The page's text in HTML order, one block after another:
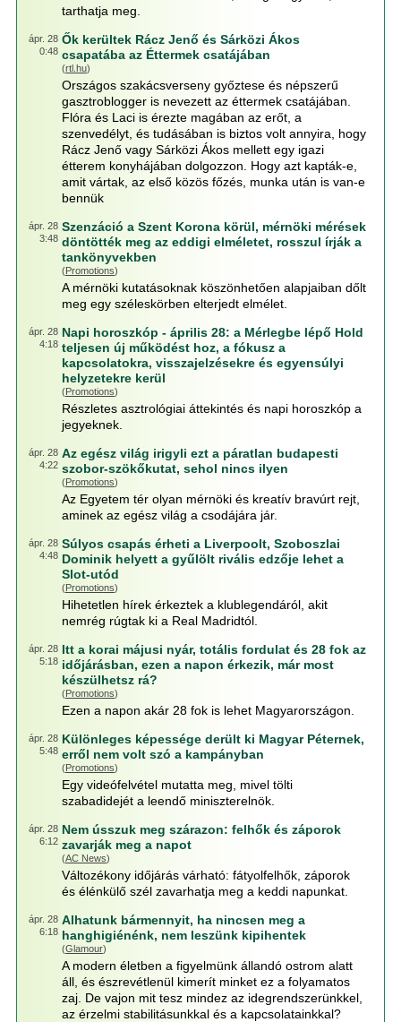
tarthatja meg.
ápr. 28
0:48
Ők kerültek Rácz Jenő és Sárközi Ákos
csapatába az Éttermek csatájában
(rtl.hu)
Országos szakácsverseny győztese és népszerű
gasztroblogger is nevezett az éttermek csatájában.
Flóra és Laci is érezte magában az erőt, a
szenvedélyt, és tudásában is biztos volt annyira, hogy
Rácz Jenő vagy Sárközi Ákos mellett egy igazi
étterem konyhájában dolgozzon. Hogy azt kapták-e,
amit vártak, az első közös főzés, munka után is van-e
bennük
ápr. 28
3:48
Szenzáció a Szent Korona körül, mérnöki mérések
döntötték meg az eddigi elméletet, rosszul írják a
tankönyvekben
(Promotions)
A mérnöki kutatásoknak köszönhetően alapjaiban dőlt
meg egy széleskörben elterjedt elmélet.
ápr. 28
4:18
Napi horoszkóp - április 28: a Mérlegbe lépő Hold
teljesen új működést hoz, a fókusz a
kapcsolatokra, visszajelzésekre és egyensúlyi
helyzetekre kerül
(Promotions)
Részletes asztrológiai áttekintés és napi horoszkóp a
jegyeknek.
ápr. 28
4:22
Az egész világ irigyli ezt a páratlan budapesti
szobor-szökőkutat, sehol nincs ilyen
(Promotions)
Az Egyetem tér olyan mérnöki és kreatív bravúrt rejt,
aminek az egész világ a csodájára jár.
ápr. 28
4:48
Súlyos csapás érheti a Liverpoolt, Szoboszlai
Dominik helyett a gyűlölt rivális edzője lehet a
Slot-utód
(Promotions)
Hihetetlen hírek érkeztek a klublegendáról, akit
nemrég rúgtak ki a Real Madridtól.
ápr. 28
5:18
Itt a korai májusi nyár, totális fordulat és 28 fok az
időjárásban, ezen a napon érkezik, már most
készülhetsz rá?
(Promotions)
Ezen a napon akár 28 fok is lehet Magyarországon.
ápr. 28
5:48
Különleges képessége derült ki Magyar Péternek,
erről nem volt szó a kampányban
(Promotions)
Egy videófelvétel mutatta meg, mivel tölti
szabadidejét a leendő miniszterelnök.
ápr. 28
6:12
Nem ússzuk meg szárazon: felhők és záporok
zavarják meg a napot
(AC News)
Változékony időjárás várható: fátyolfelhők, záporok
és élénkülő szél zavarhatja meg a keddi napunkat.
ápr. 28
6:18
Alhatunk bármennyit, ha nincsen meg a
hanghigiénénk, nem leszünk kipihentek
(Glamour)
A modern életben a figyelmünk állandó ostrom alatt
áll, és észrevétlenül kimerít minket ez a folyamatos
zaj. De vajon mit tesz mindez az idegrendszerünkkel,
az érzelmi stabilitásunkkal és a kapcsolatainkkal?